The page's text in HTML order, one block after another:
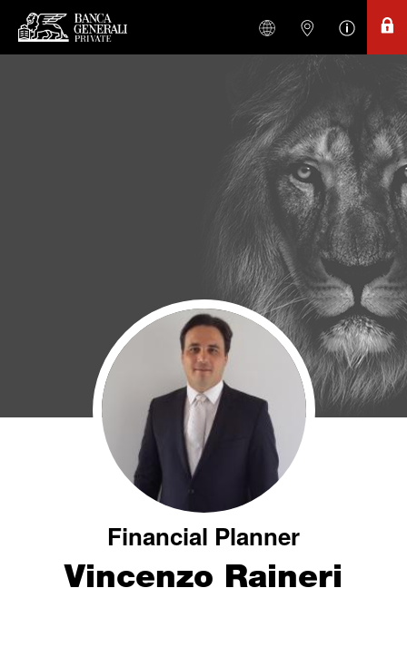
Financial Planner
Vincenzo Raineri